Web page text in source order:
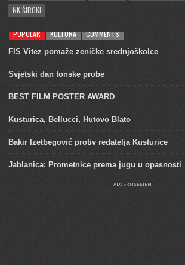
NK ŠIROKI
POPULAR KULTURA COMMENTS
FIS Vitez pomaže zeničke srednjoškolce
Svjetski dan tonske probe
BEST FILM POSTER AWARD
Kusturica, Bellucci, Hutovo Blato
Bakir Izetbegović protiv redatelja Kusturice
Jablanica: Prometnice prema jugu u opasnosti
ADVERTISEMENT